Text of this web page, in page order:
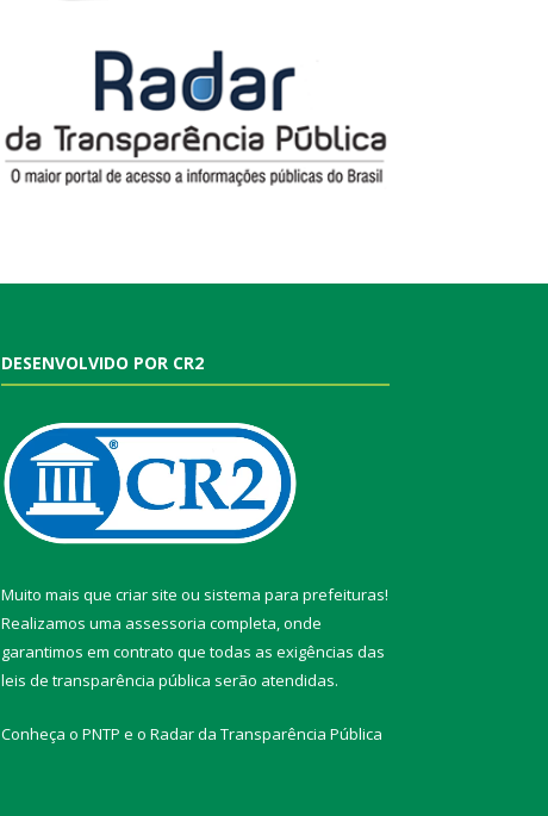
DESENVOLVIDO POR CR2
Muito mais que criar site ou sistema para prefeituras!
Realizamos uma assessoria completa, onde
garantimos em contrato que todas as exigências das
leis de transparência pública serão atendidas.
Conheça o PNTP e o Radar da Transparência Pública